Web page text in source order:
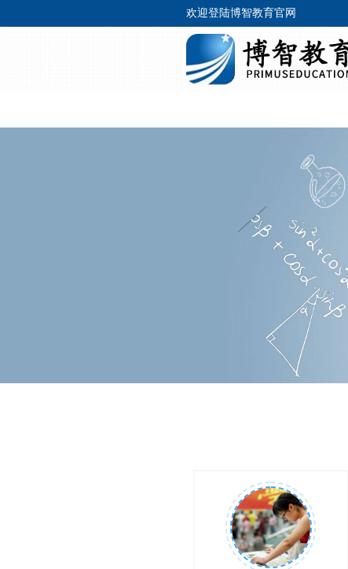
欢迎登陆博智教育官网